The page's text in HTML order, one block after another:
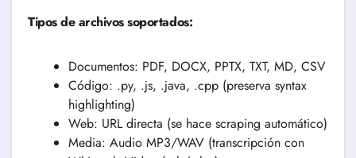
Tipos de archivos soportados:
Documentos: PDF, DOCX, PPTX, TXT, MD, CSV
Código: .py, .js, .java, .cpp (preserva syntax
highlighting)
Web: URL directa (se hace scraping automático)
Media: Audio MP3/WAV (transcripción con